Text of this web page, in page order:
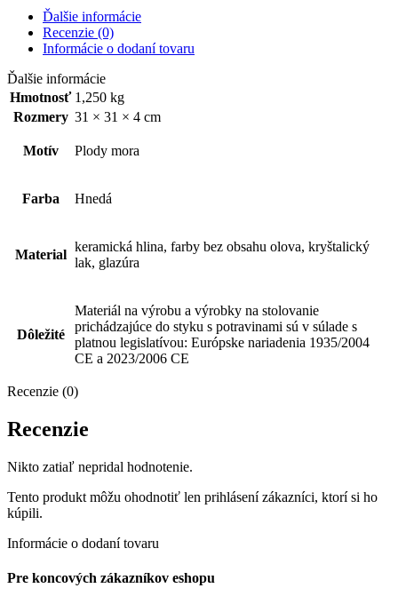
Ďalšie informácie
Recenzie (0)
Informácie o dodaní tovaru
Ďalšie informácie
Hmotnosť 1,250 kg
Rozmery 31 × 31 × 4 cm
Motív Plody mora
Farba Hnedá
Material
keramická hlina, farby bez obsahu olova, kryštalický
lak, glazúra
Dôležité
Materiál na výrobu a výrobky na stolovanie
prichádzajúce do styku s potravinami sú v súlade s
platnou legislatívou: Európske nariadenia 1935/2004
CE a 2023/2006 CE
Recenzie (0)
Recenzie
Nikto zatiaľ nepridal hodnotenie.
Tento produkt môžu ohodnotiť len prihlásení zákazníci, ktorí si ho
kúpili.
Informácie o dodaní tovaru
Pre koncových zákazníkov eshopu